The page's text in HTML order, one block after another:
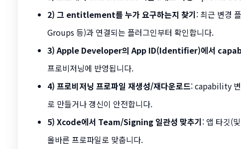
2) 그 entitlement를 누가 요구하는지 찾기: 최근 변경
Groups 등)과 연결되는 플러그인부터 확인합니다.
3) Apple Developer의 App ID(Identifier)에서
프로비저닝에 반영됩니다.
4) 프로비저닝 프로파일 재생성/재다운로드: capability 변
로 만들거나 갱신이 안전합니다.
5) Xcode에서 Team/Signing 일관성 맞추기: 앱 타깃(
올바른 프로파일로 맞춥니다.